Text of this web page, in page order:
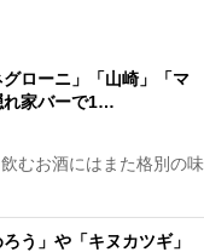
グローニ」「山崎」「マ
れ家バーで1…
むお酒にはまた格別の味
う」や「キヌカツギ」